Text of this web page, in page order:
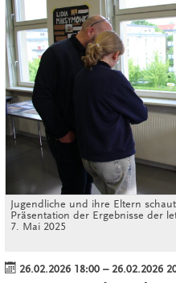
Jugendliche und ihre Eltern
Präsentation der Ergebnisse der
7. Mai 2025
26.02.2026 18:00 – 26.02.2026